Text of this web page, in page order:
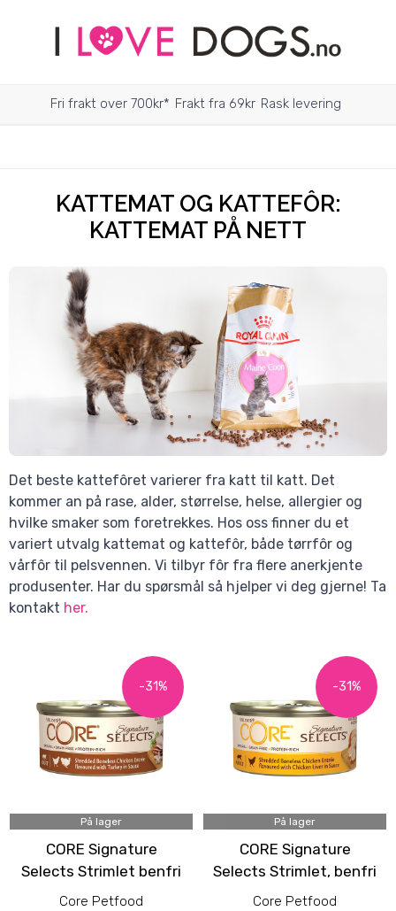
Fri frakt over 700kr* Frakt fra 69kr Rask levering
KATTEMAT OG KATTEFÔR:
KATTEMAT PÅ NETT
Det beste kattefôret varierer fra katt til katt. Det
kommer an på rase, alder, størrelse, helse, allergier og
hvilke smaker som foretrekkes. Hos oss finner du et
variert utvalg kattemat og kattefôr, både tørrfôr og
vårfôr til pelsvennen. Vi tilbyr fôr fra flere anerkjente
produsenter. Har du spørsmål så hjelper vi deg gjerne! Ta
kontakt her.
-31%
På lager
CORE Signature
Selects Strimlet benfri
kylling med kalkun i
Core Petfood
-31%
På lager
CORE Signature
Selects Strimlet, benfri
kylling med kyllinglever
Core Petfood